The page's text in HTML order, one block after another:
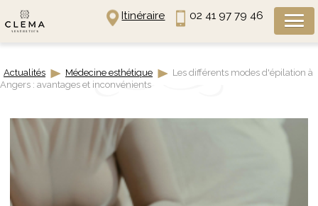
02 41 97 79 46
Itinéraire
Actualités Médecine esthétique
Les différents modes d'épilation à
Angers : avantages et inconvénients